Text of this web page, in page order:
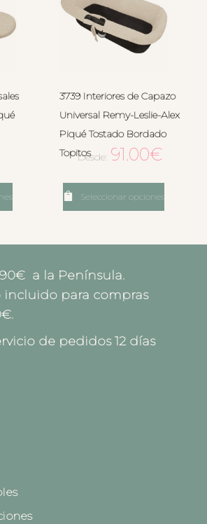
3739 Interiores de Capazo
Universal Remy-Leslie-Alex
Piqué Tostado Bordado
TopitosDesde: 91.00€
Seleccionar opciones
3.90€ a la Península.
para compras
de pedidos 12 días